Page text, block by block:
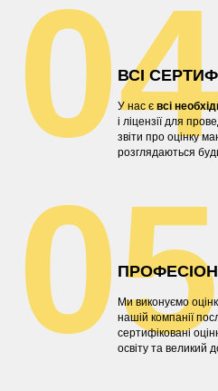
ВСІ
У нас є всі
і ліцензії для
звіти про оцінку
розглядаються
04
Ми виконуємо
нашій компанії
сертифіковані
освіту та великий
05